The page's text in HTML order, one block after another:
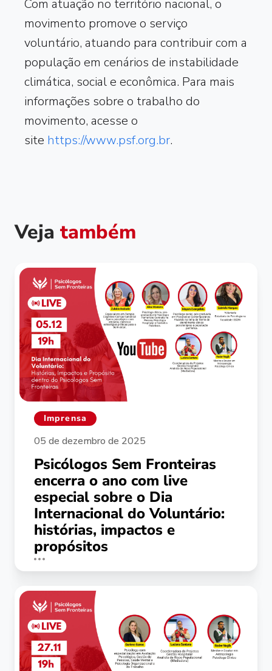
Com atuação no território nacional, o
movimento promove o serviço
voluntário, atuando para contribuir com a
população em cenários de instabilidade
climática, social e econômica. Para mais
informações sobre o trabalho do
movimento, acesse o
site https://www.psf.org.br.
Veja também
Imprensa
05 de dezembro de 2025
Psicólogos Sem Fronteiras
encerra o ano com live
especial sobre o Dia
Internacional do Voluntário:
histórias, impactos e
propósitos